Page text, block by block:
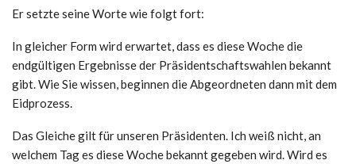
Er setzte seine Worte wie folgt fort:
In gleicher Form wird erwartet, dass es diese Woche die
endgültigen Ergebnisse der Präsidentschaftswahlen bekannt
gibt. Wie Sie wissen, beginnen die Abgeordneten dann mit dem
Eidprozess.
Das Gleiche gilt für unseren Präsidenten. Ich weiß nicht, an
welchem ​​Tag es diese Woche bekannt gegeben wird. Wird es